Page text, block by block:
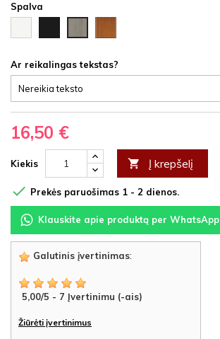
Spalva
HDF
HDF
latte
HDF
Ar reikalingas tekstas?
16,50 €
Kiekis  Į krepšelį
 Prekės paruošimas 1 - 2 dienos.
Klauskite apie produktą per WhatsApp
Galutinis įvertinimas:
5,00/5 - 7 Įvertinimu (-ais)
Žiūrėti įvertinimus